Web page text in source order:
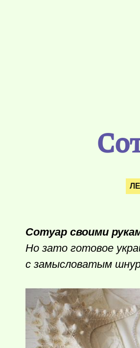
Сотуар своими
Но зато готовое
с замысловатым